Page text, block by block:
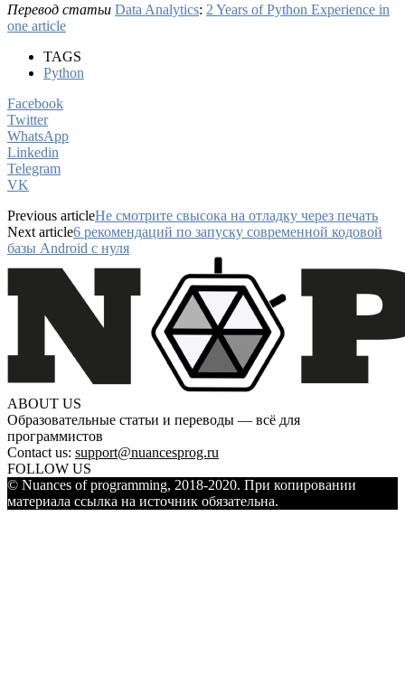
Перевод статьи Data Analytics: 2 Years of Python Experience in
one article
TAGS
Python
Facebook
Twitter
WhatsApp
Linkedin
Telegram
VK
Previous articleНе смотрите свысока на отладку через печать
Next article6 рекомендаций по запуску современной кодовой
базы Android с нуля
ABOUT US
Образовательные статьи и переводы — всё для
программистов
Contact us: support@nuancesprog.ru
FOLLOW US
© Nuances of programming, 2018-2020. При копировании
материала ссылка на источник обязательна.